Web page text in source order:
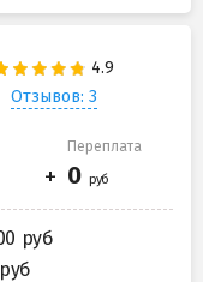
Отзывов: 3
Переплата